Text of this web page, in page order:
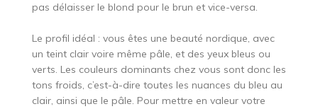
pas délaisser le blond pour le brun et vice-versa.
Le profil idéal : vous êtes une beauté nordique, avec
un teint clair voire même pâle, et des yeux bleus ou
verts. Les couleurs dominants chez vous sont donc les
tons froids, c’est-à-dire toutes les nuances du bleu au
clair, ainsi que le pâle. Pour mettre en valeur votre